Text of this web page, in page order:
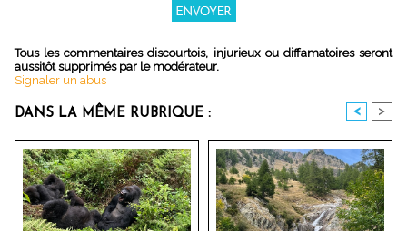
Tous les commentaires discourtois, injurieux ou diffamatoires seront
aussitôt supprimés par le modérateur.
Signaler un abus
DANS LA MÊME RUBRIQUE : < >